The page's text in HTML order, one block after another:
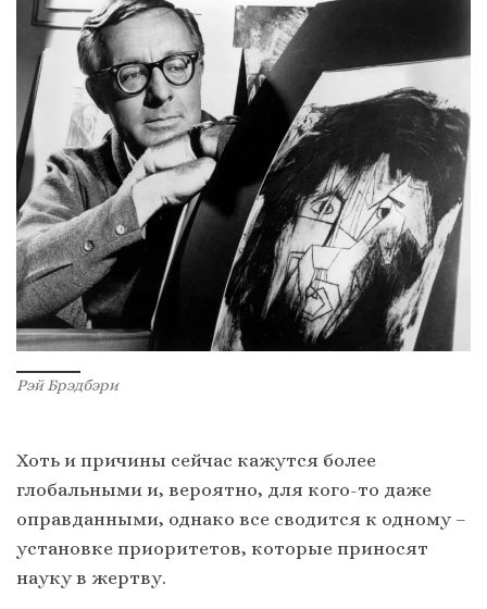
Рэй Брэдбэри
Хоть и причины сейчас кажутся более
глобальными и, вероятно, для кого-то даже
оправданными, однако все сводится к одному –
установке приоритетов, которые приносят
науку в жертву.